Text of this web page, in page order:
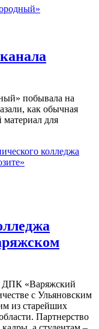
побывала на
как обычная
материал для
ДПК «Варяжский
с Ульяновским
из старейших
Партнерство